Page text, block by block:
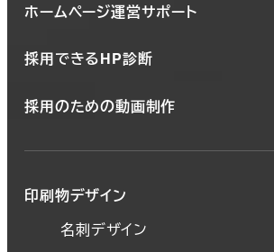
ホームページ運営サポート
採用できるHP診断
採用のための動画制作
印刷物デザイン
名刺デザイン